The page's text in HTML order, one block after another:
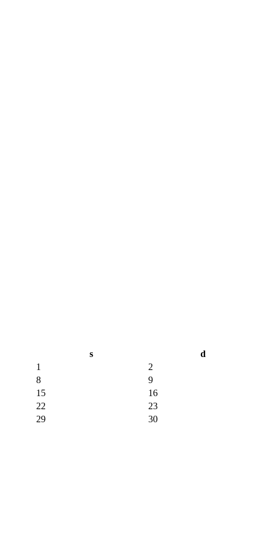
s
d
1
2
8
9
15
16
22
23
29
30